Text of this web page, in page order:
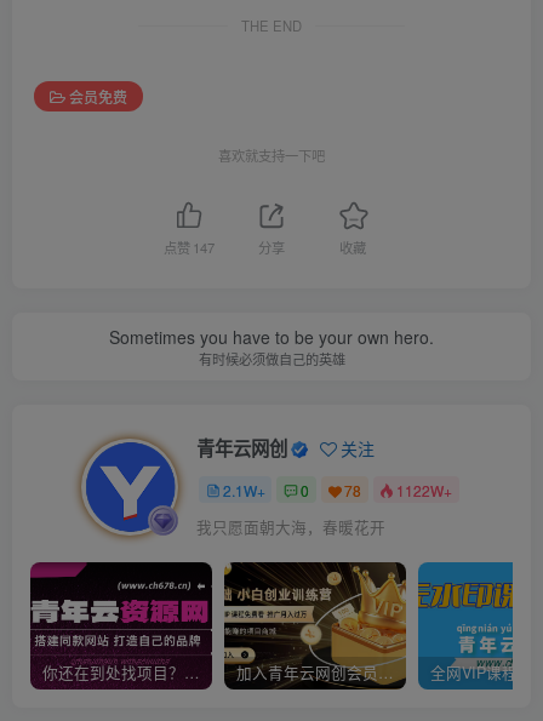
THE END
会员免费
喜欢就支持一下吧
点赞 147 分享 收藏
Sometimes you have to be your own hero.
有时候必须做自己的英雄
青年云网创 关注
2.1W+ 0 78 1122W+
我只愿面朝大海，春暖花开
你还在到处找项目？还在当韭菜？我靠卖项目一个月收入5万+，曾经我也是个失败者。 加入青年云网创会员，全站资源免费学习。加入高级合伙人，推广日入1000+